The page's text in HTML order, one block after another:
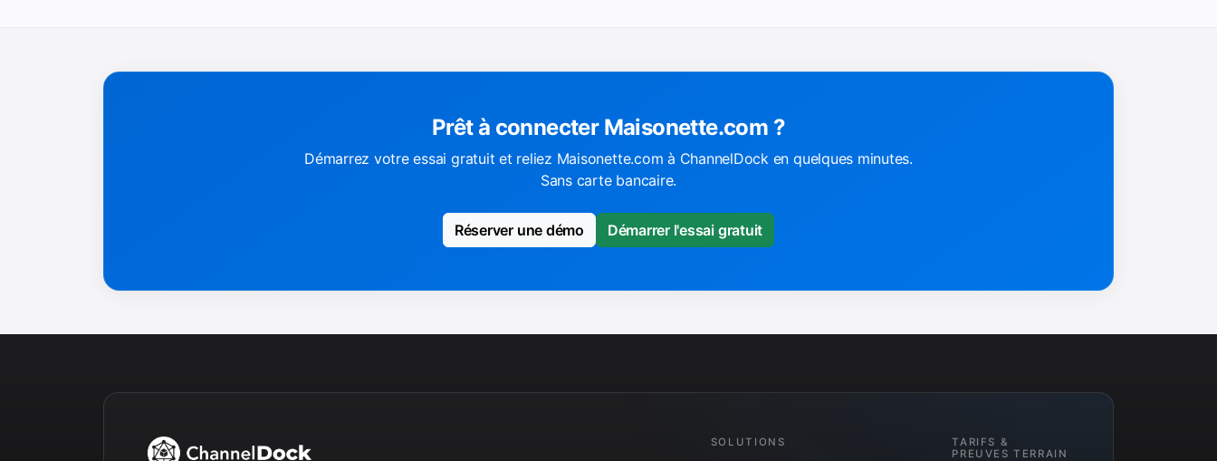
Prêt à connecter Maisonette.com ?
Démarrez votre essai gratuit et reliez Maisonette.com à ChannelDock en quelques minutes.
Sans carte bancaire.
Réserver une démo Démarrer l'essai gratuit
SOLUTIONS
TARIFS &
PREUVES TERRAIN